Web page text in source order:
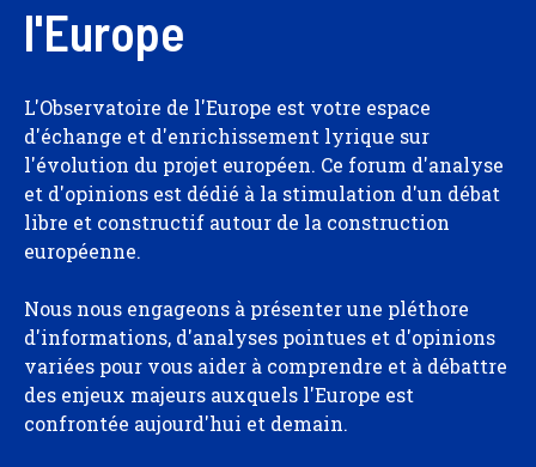
l'Europe
L'Observatoire de l'Europe est votre espace
d'échange et d'enrichissement lyrique sur
l'évolution du projet européen. Ce forum d'analyse
et d'opinions est dédié à la stimulation d'un débat
libre et constructif autour de la construction
européenne.
Nous nous engageons à présenter une pléthore
d'informations, d'analyses pointues et d'opinions
variées pour vous aider à comprendre et à débattre
des enjeux majeurs auxquels l'Europe est
confrontée aujourd'hui et demain.